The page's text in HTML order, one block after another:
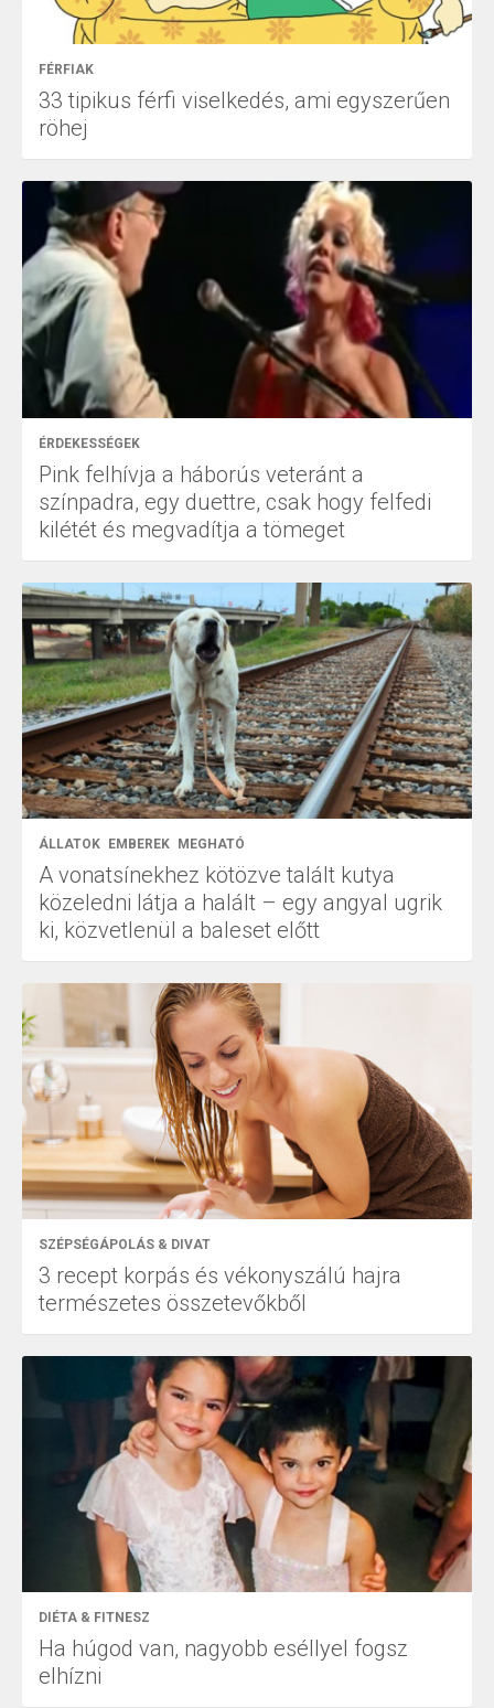
FÉRFIAK
33 tipikus férfi viselkedés, ami egyszerűen
röhej
ÉRDEKESSÉGEK
Pink felhívja a háborús veteránt a
színpadra, egy duettre, csak hogy felfedi
kilétét és megvadítja a tömeget
ÁLLATOK EMBEREK MEGHATÓ
A vonatsínekhez kötözve talált kutya
közeledni látja a halált – egy angyal ugrik
ki, közvetlenül a baleset előtt
SZÉPSÉGÁPOLÁS & DIVAT
3 recept korpás és vékonyszálú hajra
természetes összetevőkből
DIÉTA & FITNESZ
Ha húgod van, nagyobb eséllyel fogsz
elhízni